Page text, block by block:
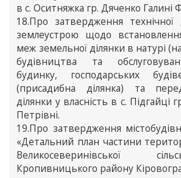
в с. Оситняжка гр. Дяченко Галині
18.Про затвердження технічної
землеустрою щодо
меж земельної ділянки в натурі
будівництва та
будинку, господарських
(присадибна ділянка) та
ділянки у власність в с. Підгайці
Петрівні.
19.Про затвердження
«Детальний план частини
Великосеверинівської
Кропивницького району